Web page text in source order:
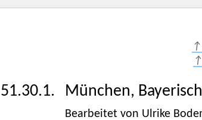
↑
51.30.1. München,
Bearbeitet von Ulrike